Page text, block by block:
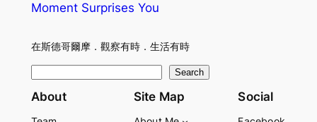
Moment Surprises You
在斯德哥爾摩．觀察有時．生活有時
e
Search
About Site Map Social